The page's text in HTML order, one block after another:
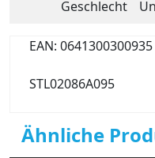
Geschlecht
EAN: 0641300300935
STL02086A095
Ähnliche